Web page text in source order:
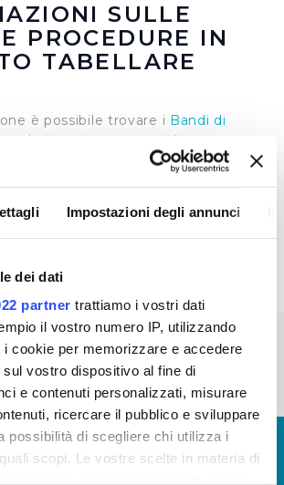
Impostazioni degli annunci
dei dati
partner trattiamo i vostri dati
il vostro numero IP, utilizzando
i cookie per memorizzare e accedere
vostro dispositivo al fine di
e contenuti personalizzati, misurare
ricercare il pubblico e sviluppare
possibilità di scegliere chi utilizza i
scopi. Le vostre scelte in materia di
SULLE
PROCEDURE IN
TABELLARE
è possibile trovare i Bandi di
e
Sistema Qualifica
di gara 2021 - Aggiornamento
2015-2016-2017-2018-2019-2020
1 2 3 4
6
7 8 9
- 2026
GLOSSARIO